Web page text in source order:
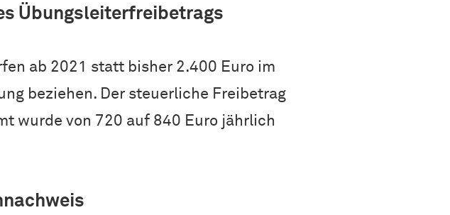
Übungsleiterfreibetrags
ab 2021 statt bisher 2.400 Euro im
beziehen. Der steuerliche Freibetrag
wurde von 720 auf 840 Euro jährlich